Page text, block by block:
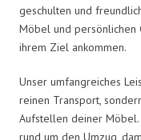
geschulten und
Möbel und persönlichen
ihrem Ziel ankommen.
Unser umfangreiches
reinen Transport,
Aufstellen deiner
rund um den Umzug,